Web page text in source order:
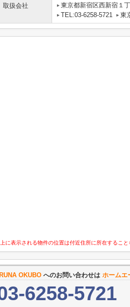
取扱会社
東京都新宿区西新宿１
TEL:03-6258-5721
東
に表示される物件の位置は付近住所に所在するこ
OKUBO へのお問い合わせは ホームエ
6258-5721